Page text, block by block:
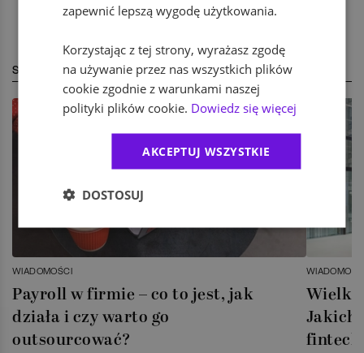
STREFA EKSPERTA
WIADOMOŚCI
Payroll w firmie – co to jest, jak
działa i czy warto go
outsourcować?
Jakich
zapewnić lepszą wygodę użytkowania.
Korzystając z tej strony, wyrażasz zgodę
na używanie przez nas wszystkich plików
cookie zgodnie z warunkami naszej
polityki plików cookie. Dowiedz się więcej
AKCEPTUJ WSZYSTKIE
DOSTOSUJ